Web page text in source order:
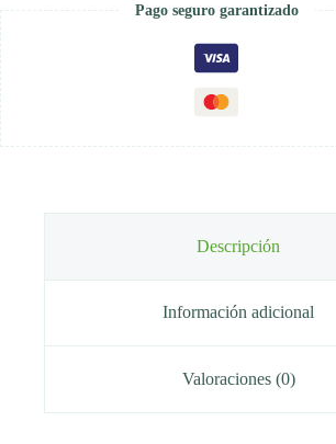
Pago seguro garantizado
Descripción
Información adicional
Valoraciones (0)